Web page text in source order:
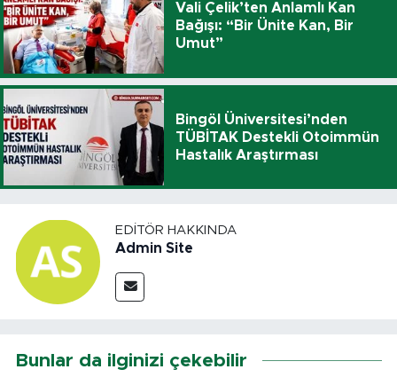
Vali Çelik’ten Anlamlı Kan
Bağışı: “Bir Ünite Kan, Bir
Umut”
Bingöl Üniversitesi’nden
TÜBİTAK Destekli Otoimmün
Hastalık Araştırması
EDITÖR HAKKINDA
Admin Site
Bunlar da ilginizi çekebilir